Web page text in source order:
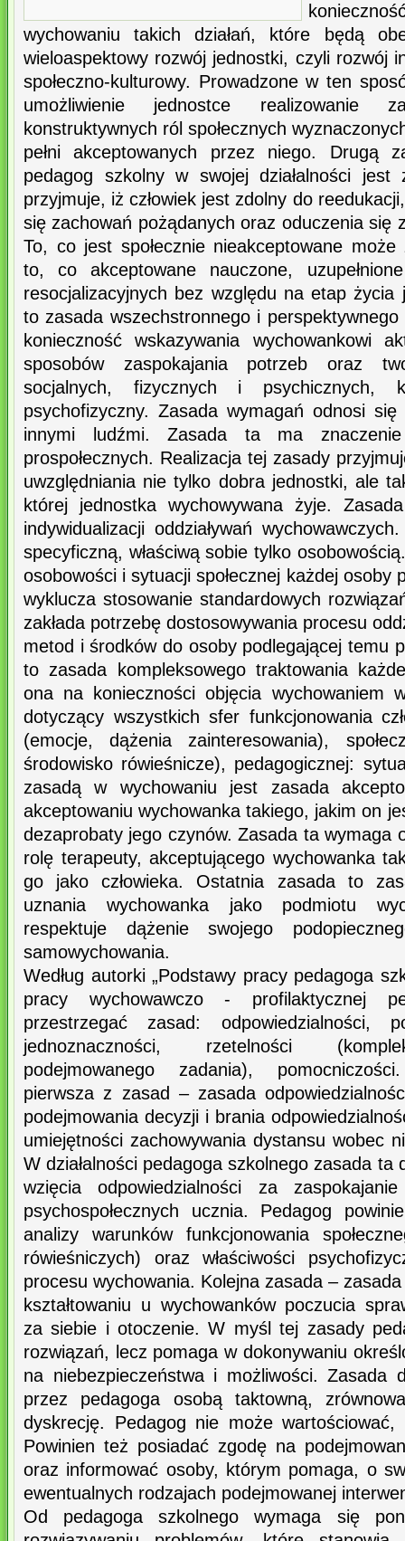
wychowaniu takich działań, które będą
wieloaspektowy rozwój jednostki, czyli rozwój
społeczno-kulturowy. Prowadzone w ten
umożliwienie jednostce realizowanie
konstruktywnych ról społecznych
pełni akceptowanych przez niego. Drugą
pedagog szkolny w swojej działalności jest
przyjmuje, iż człowiek jest zdolny do
się zachowań pożądanych oraz oduczenia się
To, co jest społecznie nieakceptowane
to, co akceptowane nauczone,
resocjalizacyjnych bez względu na etap życia
to zasada wszechstronnego i
konieczność wskazywania wychowankowi
sposobów zaspokajania potrzeb oraz
socjalnych, fizycznych i psychicznych,
psychofizyczny. Zasada wymagań odnosi
innymi ludźmi. Zasada ta ma
prospołecznych. Realizacja tej zasady
uwzględniania nie tylko dobra jednostki, ale
której jednostka wychowywana żyje.
indywidualizacji oddziaływań
specyficzną, właściwą sobie tylko
osobowości i sytuacji społecznej każdej osoby
wyklucza stosowanie standardowych
zakłada potrzebę dostosowywania procesu
metod i środków do osoby podlegającej temu
to zasada kompleksowego traktowania
ona na konieczności objęcia wychowaniem
dotyczący wszystkich sfer funkcjonowania
(emocje, dążenia zainteresowania),
środowisko rówieśnicze), pedagogicznej:
zasadą w wychowaniu jest zasada
akceptowaniu wychowanka takiego, jakim on
dezaprobaty jego czynów. Zasada ta wymaga
rolę terapeuty, akceptującego wychowanka
go jako człowieka. Ostatnia zasada to
uznania wychowanka jako podmiotu
respektuje dążenie swojego
samowychowania.
Według autorki „Podstawy pracy pedagoga
pracy wychowawczo - profilaktycznej
przestrzegać zasad: odpowiedzialności,
jednoznaczności, rzetelności
podejmowanego zadania),
pierwsza z zasad – zasada
podejmowania decyzji i brania
umiejętności zachowywania dystansu wobec
W działalności pedagoga szkolnego zasada ta
wzięcia odpowiedzialności za
psychospołecznych ucznia. Pedagog
analizy warunków funkcjonowania
rówieśniczych) oraz właściwości
procesu wychowania. Kolejna zasada –
kształtowaniu u wychowanków poczucia
za siebie i otoczenie. W myśl tej zasady
rozwiązań, lecz pomaga w dokonywaniu
na niebezpieczeństwa i możliwości. Zasada
przez pedagoga osobą taktowną,
dyskrecję. Pedagog nie może
Powinien też posiadać zgodę na
oraz informować osoby, którym pomaga, o
ewentualnych rodzajach podejmowanej
Od pedagoga szkolnego wymaga się